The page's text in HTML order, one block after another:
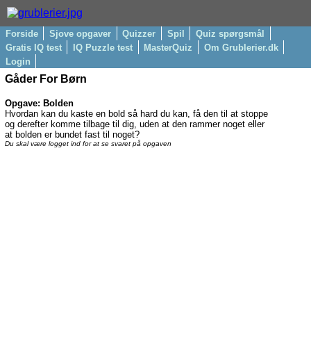
Forside Sjove opgaver Quizzer Spil
Quiz spørgsmål
Gratis IQ test
IQ Puzzle test MasterQuiz
Om Grublerier.dk
Login
Gåder For Børn
Opgave: Bolden
Hvordan kan du kaste en bold så hard du kan, få den til at stoppe
og derefter komme tilbage til dig, uden at den rammer noget eller
at bolden er bundet fast til noget?
Du skal være logget ind for at se svaret på opgaven